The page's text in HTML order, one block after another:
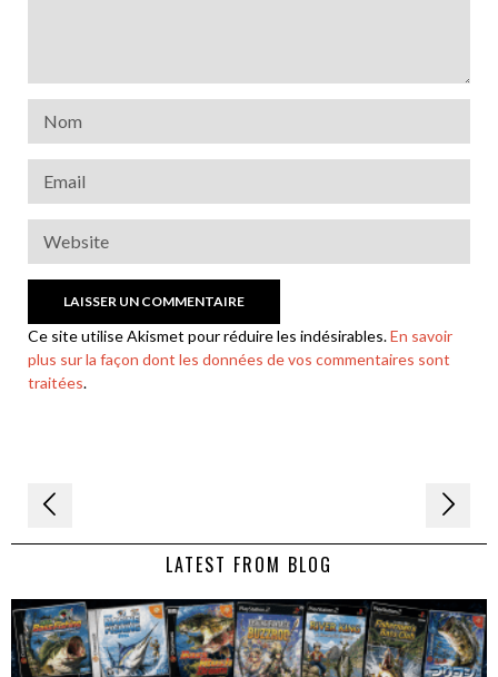
Ce site utilise Akismet pour réduire les indésirables.En savoir
plus sur la façon dont les données de vos commentaires sont
traitées.
Navigation
de LATEST FROM BLOG